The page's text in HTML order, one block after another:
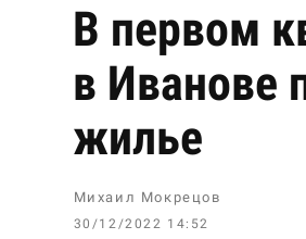
В первом
в Иванове
жилье
Михаил Мокрецов
30/12/2022 14:52